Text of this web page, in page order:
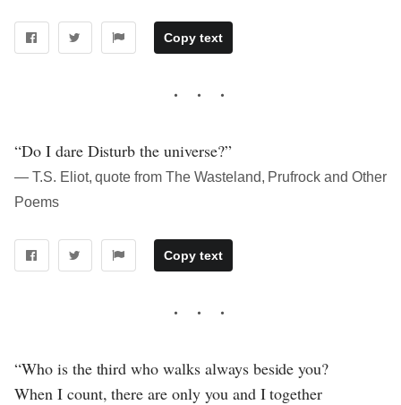
Copy text
“Do I dare Disturb the universe?”
― T.S. Eliot, quote from The Wasteland, Prufrock and Other
Poems
Copy text
“Who is the third who walks always beside you?
When I count, there are only you and I together